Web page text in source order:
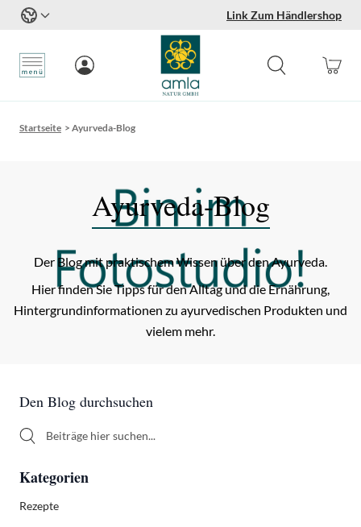
Link Zum Händlershop
Startseite > Ayurveda-Blog
Ayurveda-Blog
Der Blog mit praktischem Wissen über den Ayurveda.
Hier finden Sie Tipps für den Alltag und die Ernährung,
Hintergrundinformationen zu ayurvedischen Produkten und
vielem mehr.
Sidebar
Den Blog durchsuchen
Den Blog durchsuchen
Kategorien
Rezepte